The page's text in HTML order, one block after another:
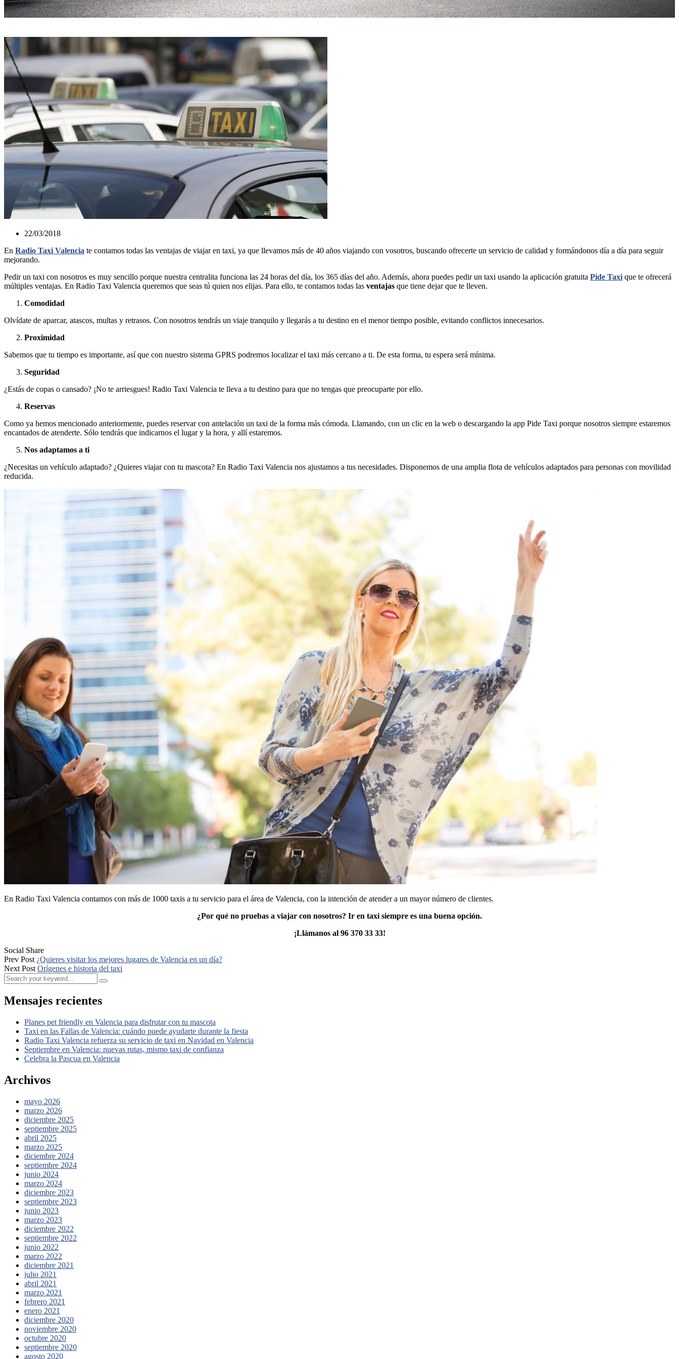
22/03/2018
En Radio Taxi Valencia te contamos todas las ventajas de viajar en taxi, ya que llevamos más de 40 años viajando con vosotros, buscando ofrecerte un servicio de calidad y formándonos día a día para seguir
mejorando.
Pedir un taxi con nosotros es muy sencillo porque nuestra centralita funciona las 24 horas del día, los 365 días del año. Además, ahora puedes pedir un taxi usando la aplicación gratuita Pide Taxi que te ofrecerá
múltiples ventajas. En Radio Taxi Valencia queremos que seas tú quien nos elijas. Para ello, te contamos todas las ventajas que tiene dejar que te lleven.
Comodidad
Olvídate de aparcar, atascos, multas y retrasos. Con nosotros tendrás un viaje tranquilo y llegarás a tu destino en el menor tiempo posible, evitando conflictos innecesarios.
Proximidad
Sabemos que tu tiempo es importante, así que con nuestro sistema GPRS podremos localizar el taxi más cercano a ti. De esta forma, tu espera será mínima.
Seguridad
¿Estás de copas o cansado? ¡No te arriesgues! Radio Taxi Valencia te lleva a tu destino para que no tengas que preocuparte por ello.
Reservas
Como ya hemos mencionado anteriormente, puedes reservar con antelación un taxi de la forma más cómoda. Llamando, con un clic en la web o descargando la app Pide Taxi porque nosotros siempre estaremos
encantados de atenderte. Sólo tendrás que indicarnos el lugar y la hora, y allí estaremos.
Nos adaptamos a ti
¿Necesitas un vehículo adaptado? ¿Quieres viajar con tu mascota? En Radio Taxi Valencia nos ajustamos a tus necesidades. Disponemos de una amplia flota de vehículos adaptados para personas con movilidad
reducida.
En Radio Taxi Valencia contamos con más de 1000 taxis a tu servicio para el área de Valencia, con la intención de atender a un mayor número de clientes.
¿Por qué no pruebas a viajar con nosotros? Ir en taxi siempre es una buena opción.
¡Llámanos al 96 370 33 33!
Social Share
Prev Post ¿Quieres visitar los mejores lugares de Valencia en un día?
Next Post Orígenes e historia del taxi
Mensajes recientes
Planes pet friendly en Valencia para disfrutar con tu mascota
Taxi en las Fallas de Valencia: cuándo puede ayudarte durante la fiesta
Radio Taxi Valencia refuerza su servicio de taxi en Navidad en Valencia
Septiembre en Valencia: nuevas rutas, mismo taxi de confianza
Celebra la Pascua en Valencia
Archivos
mayo 2026
marzo 2026
diciembre 2025
septiembre 2025
abril 2025
marzo 2025
diciembre 2024
septiembre 2024
junio 2024
marzo 2024
diciembre 2023
septiembre 2023
junio 2023
marzo 2023
diciembre 2022
septiembre 2022
junio 2022
marzo 2022
diciembre 2021
julio 2021
abril 2021
marzo 2021
febrero 2021
enero 2021
diciembre 2020
noviembre 2020
octubre 2020
septiembre 2020
agosto 2020